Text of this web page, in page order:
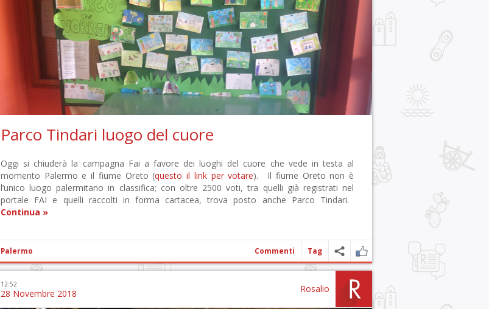
Parco Tindari luogo del cuore
Oggi si chiuderà la campagna Fai a favore dei luoghi del cuore che vede in testa al
momento Palermo e il fiume Oreto (questo il link per votare). Il fiume Oreto non è
l’unico luogo palermitano in classifica; con oltre 2500 voti, tra quelli già registrati nel
portale FAI e quelli raccolti in forma cartacea, trova posto anche Parco Tindari.
Continua »
Palermo Commenti Tag
12:52
28 Novembre 2018 Rosalio